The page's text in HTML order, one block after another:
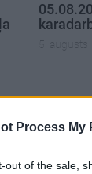
Process
out of the sale,
5. augusts